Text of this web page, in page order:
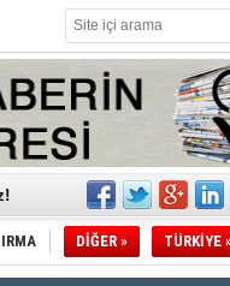
DİĞER » TÜRKİYE